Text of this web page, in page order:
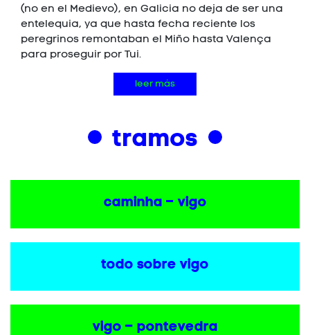
(no en el Medievo), en Galicia no deja de ser una
entelequia, ya que hasta fecha reciente los
peregrinos remontaban el Miño hasta Valença
para proseguir por Tui.
leer más
tramos
caminha – vigo
todo sobre vigo
vigo – pontevedra